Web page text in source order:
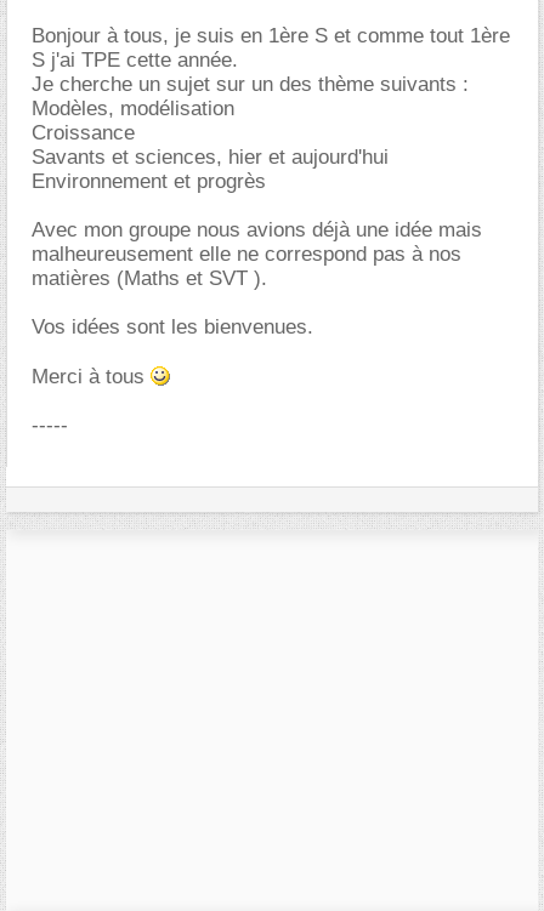
Bonjour à tous, je suis en 1ère S et comme tout 1ère
S j'ai TPE cette année.
Je cherche un sujet sur un des thème suivants :
Modèles, modélisation
Croissance
Savants et sciences, hier et aujourd'hui
Environnement et progrès
Avec mon groupe nous avions déjà une idée mais
malheureusement elle ne correspond pas à nos
matières (Maths et SVT ).
Vos idées sont les bienvenues.
Merci à tous
-----